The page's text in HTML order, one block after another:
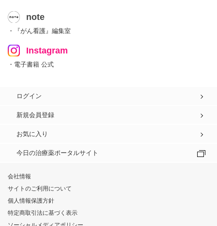
note
・『がん看護』編集室
Instagram
・電子書籍 公式
ログイン
新規会員登録
お気に入り
今日の治療薬ポータルサイト
会社情報
サイトのご利用について
個人情報保護方針
特定商取引法に基づく表示